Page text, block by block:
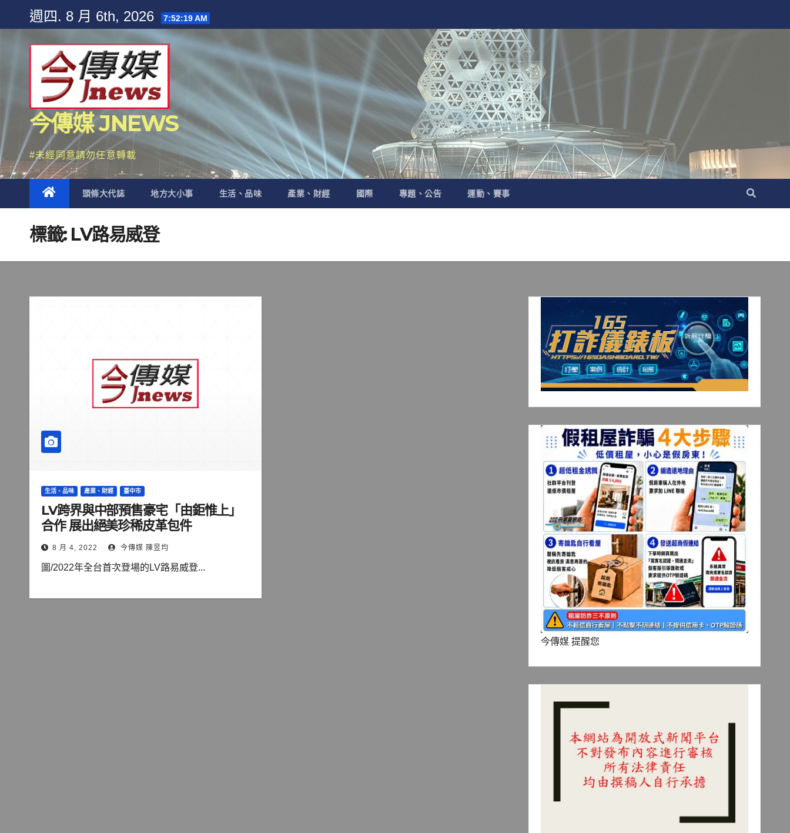
content
週四. 8 月 6th, 2026 7:52:20 AM
今傳媒 JNEWS
#未經同意請勿任意轉載
頭條大代誌 地方大小事 生活、品味 產業、財經 國際 專題、公告 運動、賽事
標籤: LV路易威登
生活、品味 產業、財經 臺中市
LV跨界與中部預售豪宅「由鉅惟上」
合作 展出絕美珍稀皮革包件
8 月 4, 2022 今傳媒 陳昱均
圖/2022年全台首次登場的LV路易威登...
今傳媒 提醒您